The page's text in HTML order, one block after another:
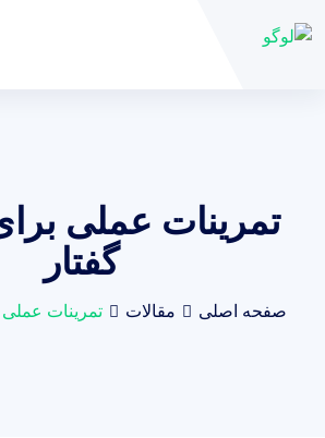
تمرینات عملی
گفتار
صفحه اصلی مقالات تمرینات عملی